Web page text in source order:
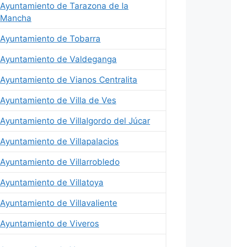
Ayuntamiento de Tarazona de la
Mancha
Ayuntamiento de Tobarra
Ayuntamiento de Valdeganga
Ayuntamiento de Vianos Centralita
Ayuntamiento de Villa de Ves
Ayuntamiento de Villalgordo del Júcar
Ayuntamiento de Villapalacios
Ayuntamiento de Villarrobledo
Ayuntamiento de Villatoya
Ayuntamiento de Villavaliente
Ayuntamiento de Viveros